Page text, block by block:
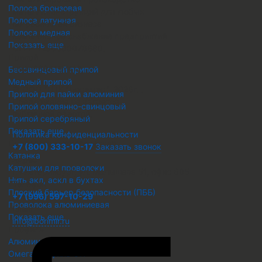
Полоса бронзовая
Полоса латунная
Полоса медная
Показать еще
Бессвинцовый припой
Медный припой
Припой для пайки алюминия
Припой оловянно-свинцовый
Припой серебряный
Показать еще
Проволока металлическая
Катанка
Катушки для проволоки
Нить акл, аскл в бухтах
Плоский барьер безопасности (ПББ)
Проволока алюминиевая
Показать еще
Профиль
Алюминиевый профиль
Омега профиль ОП
металлоконструкций для любых
потребностей бизнеса
Комплексное снабжение предприятий
ОГРН 1236600076680
ИНН 6686157412,
© ООО "ПТК "Боримир"
Предложение не является
публичной офертой.
Политика конфиденциальности
+7 (800) 333-10-17 Заказать звонок
Адрес
г. Екатеринбург, ул. Малышева 51, офис 605
Телефон
+7 (996) 597-10-29
Email
info@borimir.ru